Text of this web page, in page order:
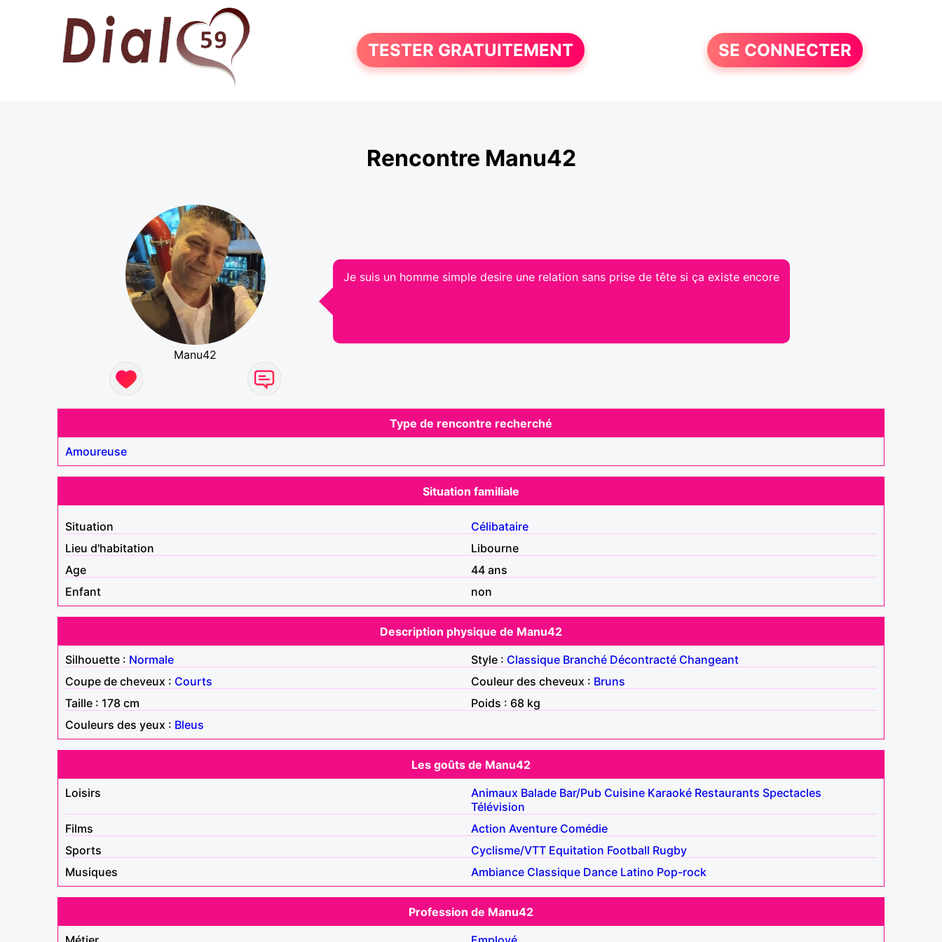
TESTER GRATUITEMENT SE CONNECTER
Rencontre Manu42
Manu42
Je suis un homme simple desire une relation sans prise de tête si ça existe encore
Type de rencontre recherché
Amoureuse
Situation familiale
Situation
Célibataire
Lieu d'habitation
Libourne
Age
44 ans
Enfant
non
Description physique de Manu42
Silhouette : Normale Style : Classique Branché Décontracté Changeant
Coupe de cheveux : Courts Couleur des cheveux : Bruns
Taille : 178 cm
Poids : 68 kg
Couleurs des yeux : Bleus
Les goûts de Manu42
Loisirs
Animaux Balade Bar/Pub Cuisine Karaoké Restaurants Spectacles
Télévision
Films
Action Aventure Comédie
Sports
Cyclisme/VTT Equitation Football Rugby
Musiques
Ambiance Classique Dance Latino Pop-rock
Profession de Manu42